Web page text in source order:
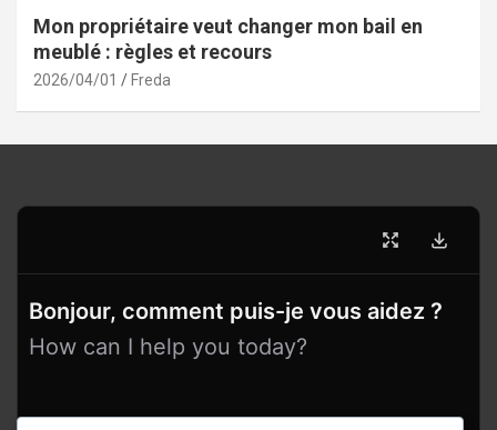
Mon propriétaire veut changer mon bail en
meublé : règles et recours
2026/04/01 Freda
Bonjour, comment puis-je vous aidez ?
How can I help you today?